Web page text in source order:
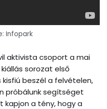
Infopark
aktivista csoport a mai
sorozat első
kisfiú beszél a felvételen,
próbálunk segítséget
kapjon a tény, hogy a